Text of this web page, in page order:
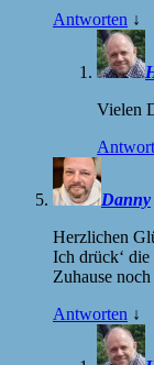
Antworten ↓
Vielen
Danny
Herzlichen
Ich drück‘
Zuhause
Antworten ↓